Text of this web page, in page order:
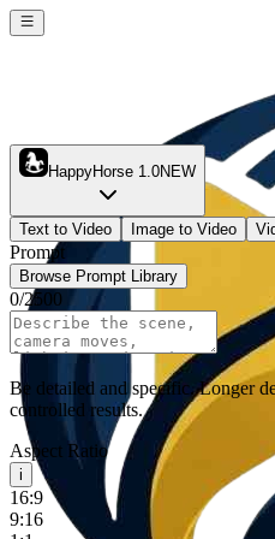
HappyHorse 1.0NEW
Text to Video Image to Video
Prompt
Browse Prompt Library
0/2500
Be detailed and specific. Longer
controlled results.
Aspect Ratio
i
16:9
9:16